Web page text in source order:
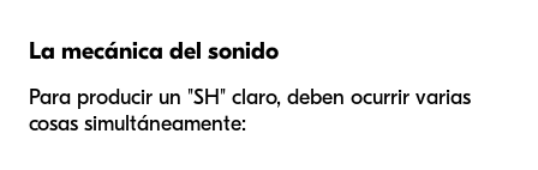
La mecánica del sonido
Para producir un "SH" claro, deben ocurrir varias
cosas simultáneamente: